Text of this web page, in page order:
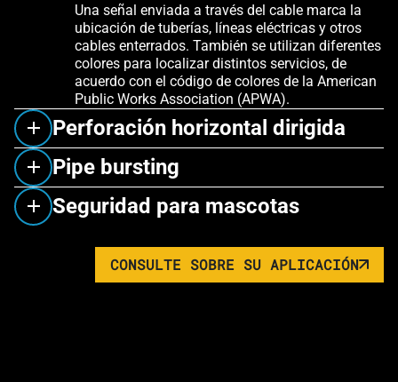
Una señal enviada a través del cable marca la
ubicación de tuberías, líneas eléctricas y otros
cables enterrados. También se utilizan diferentes
colores para localizar distintos servicios, de
acuerdo con el código de colores de la American
Public Works Association (APWA).
Perforación horizontal dirigida
Pipe bursting
Seguridad para mascotas
CONSULTE SOBRE SU APLICACIÓN